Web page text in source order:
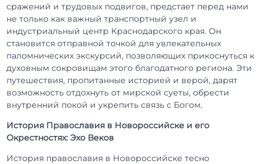
сражений и трудовых подвигов, предстает перед нами
не только как важный транспортный узел и
индустриальный центр Краснодарского края. Он
становится отправной точкой для увлекательных
паломнических экскурсий, позволяющих прикоснуться к
духовным сокровищам этого благодатного региона. Эти
путешествия, пропитанные историей и верой, дарят
возможность отдохнуть от мирской суеты, обрести
внутренний покой и укрепить связь с Богом.
История Православия в Новороссийске и его
Окрестностях: Эхо Веков
История православия в Новороссийске тесно